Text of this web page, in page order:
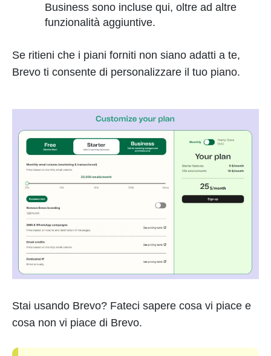
Business sono incluse qui, oltre ad altre
funzionalità aggiuntive.
Se ritieni che i piani forniti non siano adatti a te,
Brevo ti consente di personalizzare il tuo piano.
Stai usando Brevo? Fateci sapere cosa vi piace e
cosa non vi piace di Brevo.